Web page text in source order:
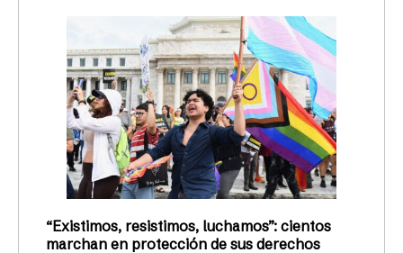
“Existimos, resistimos, luchamos”: cientos
marchan en protección de sus derechos